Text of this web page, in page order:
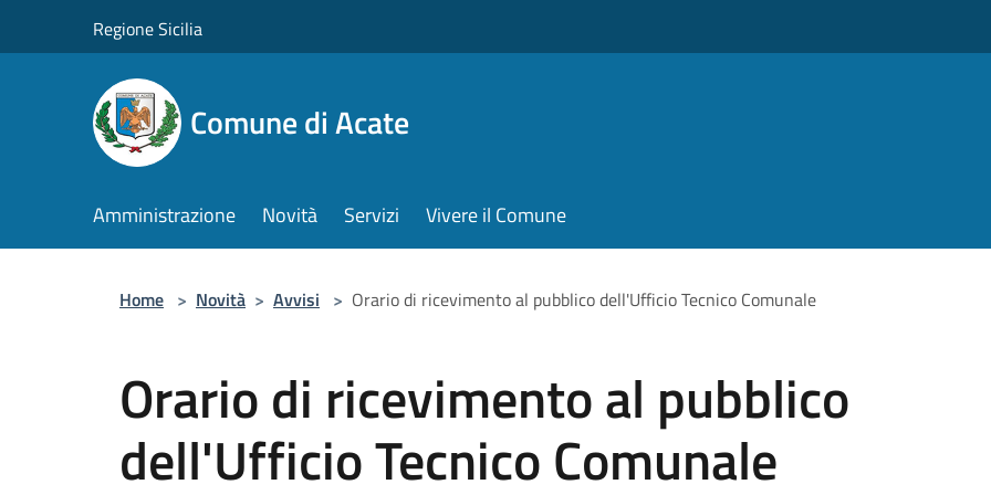
Regione Sicilia
Comune di Acate
Amministrazione Novità Servizi Vivere il Comune
Home > Novità > Avvisi > Orario di ricevimento al pubblico dell'Ufficio Tecnico Comunale
Orario di ricevimento al pubblico
dell'Ufficio Tecnico Comunale